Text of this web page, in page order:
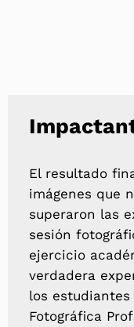
El resultado
imágenes que
superaron las
sesión
ejercicio
verdadera
los
Fotográfica